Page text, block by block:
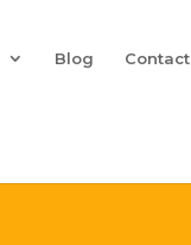
Blog Contact